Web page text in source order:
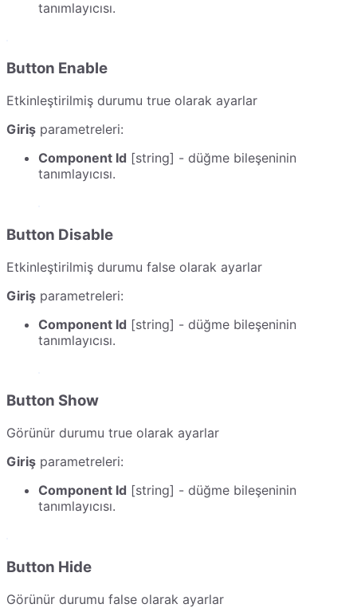
tanımlayıcısı.
Button Enable
Etkinleştirilmiş durumu true olarak ayarlar
Giriş parametreleri:
Component Id [string] - düğme bileşeninin
tanımlayıcısı.
Button Disable
Etkinleştirilmiş durumu false olarak ayarlar
Giriş parametreleri:
Component Id [string] - düğme bileşeninin
tanımlayıcısı.
Button Show
Görünür durumu true olarak ayarlar
Giriş parametreleri:
Component Id [string] - düğme bileşeninin
tanımlayıcısı.
Button Hide
Görünür durumu false olarak ayarlar